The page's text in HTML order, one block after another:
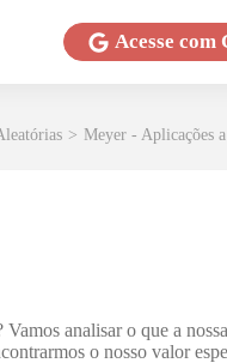
Acesse com
> Meyer - Aplicações
analisar o que a
o nosso valor